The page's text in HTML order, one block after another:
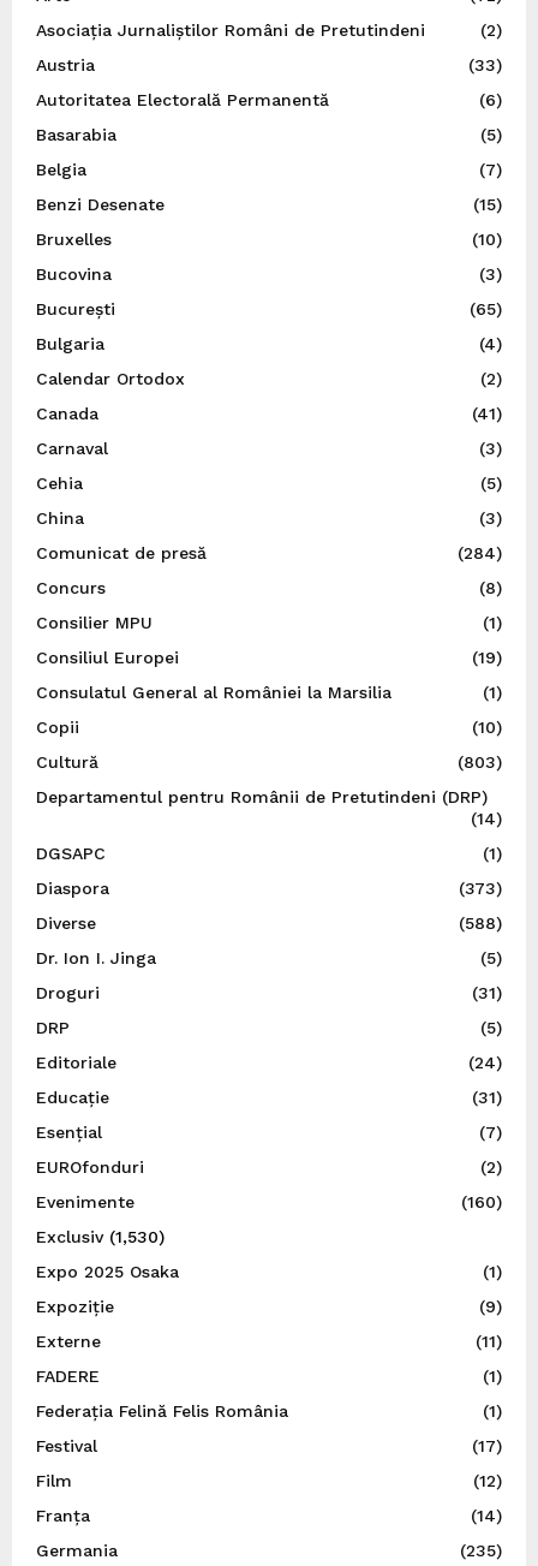
Asociația Jurnaliștilor Români de Pretutindeni
(2)
Austria
(33)
Autoritatea Electorală Permanentă
(6)
Basarabia
(5)
Belgia
(7)
Benzi Desenate
(15)
Bruxelles
(10)
Bucovina
(3)
București
(65)
Bulgaria
(4)
Calendar Ortodox
(2)
Canada
(41)
Carnaval
(3)
Cehia
(5)
China
(3)
Comunicat de presă
(284)
Concurs
(8)
Consilier MPU
(1)
Consiliul Europei
(19)
Consulatul General al României la Marsilia
(1)
Copii
(10)
Cultură
(803)
Departamentul pentru Românii de Pretutindeni (DRP)
(14)
DGSAPC
(1)
Diaspora
(373)
Diverse
(588)
Dr. Ion I. Jinga
(5)
Droguri
(31)
DRP
(5)
Editoriale
(24)
Educație
(31)
Esențial
(7)
EUROfonduri
(2)
Evenimente
(160)
Exclusiv(1,530)
Expo 2025 Osaka
(1)
Expoziție
(9)
Externe
(11)
FADERE
(1)
Federația Felină Felis România
(1)
Festival
(17)
Film
(12)
Franța
(14)
Germania
(235)